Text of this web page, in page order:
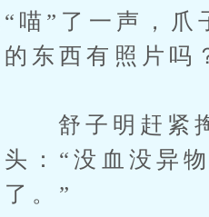
喵”了一声，爪
东西有照片吗
子明赶紧掏出
头：“没血没异
。”